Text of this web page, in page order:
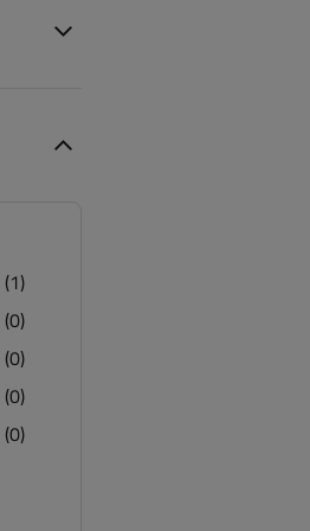
(1)
(0)
(0)
(0)
(0)